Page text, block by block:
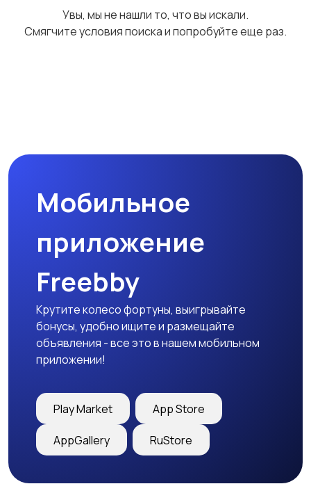
Увы, мы не нашли то, что вы искали.
Смягчите условия поиска и попробуйте еще раз.
Мобильное
приложение
Freebby
Крутите колесо фортуны, выигрывайте
бонусы, удобно ищите и размещайте
объявления - все это в нашем мобильном
приложении!
Play Market App Store
AppGallery RuStore